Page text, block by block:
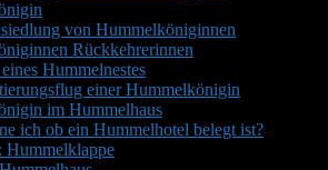
von Hummelköniginnen
Rückkehrerinnen
Hummelnestes
einer Hummelkönigin
im Hummelhaus
ich ob ein Hummelhotel belegt ist?
Hummelklappe